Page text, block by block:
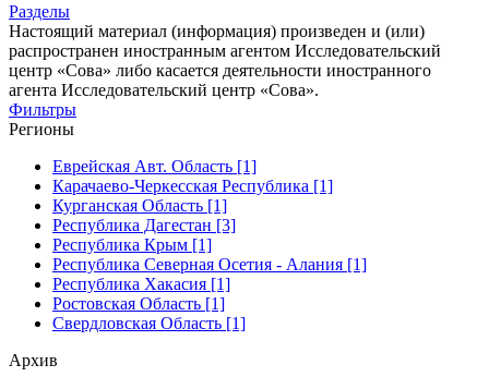
Разделы
Настоящий материал (информация) произведен и (или)
распространен иностранным агентом Исследовательский
центр «Сова» либо касается деятельности иностранного
агента Исследовательский центр «Сова».
Фильтры
Регионы
Еврейская Авт. Область [1]
Карачаево-Черкесская Республика [1]
Курганская Область [1]
Республика Дагестан [3]
Республика Крым [1]
Республика Северная Осетия - Алания [1]
Республика Хакасия [1]
Ростовская Область [1]
Свердловская Область [1]
Архив